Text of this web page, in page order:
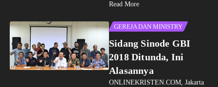
Read More
GEREJA DAN MINISTRY
Sidang Sinode GBI
2018 Ditunda, Ini
Alasannya
ONLINEKRISTEN.COM, Jakarta